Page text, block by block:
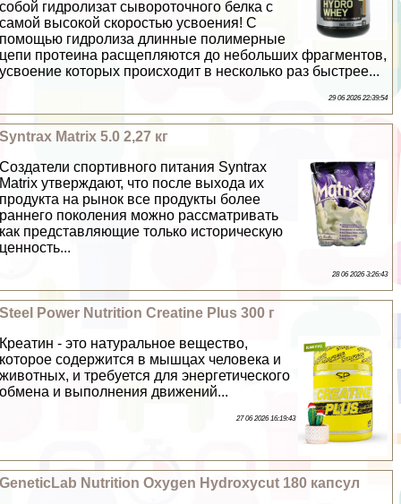
собой гидролизат сывороточного белка с
самой высокой скоростью усвоения! С
помощью гидролиза длинные полимерные
цепи протеина расщепляются до небольших фрагментов,
усвоение которых происходит в несколько раз быстрее...
29 06 2026 22:39:54
Syntrax Matrix 5.0 2,27 кг
Создатели спортивного питания Syntrax
Matrix утверждают, что после выхода их
продукта на рынок все продукты более
раннего поколения можно рассматривать
как представляющие только историческую
ценность...
28 06 2026 3:26:43
Steel Power Nutrition Creatine Plus 300 г
Креатин - это натуральное вещество,
которое содержится в мышцах человека и
животных, и требуется для энергетического
обмена и выполнения движений...
27 06 2026 16:19:43
GeneticLab Nutrition Oxygen Hydroxycut 180 капсул